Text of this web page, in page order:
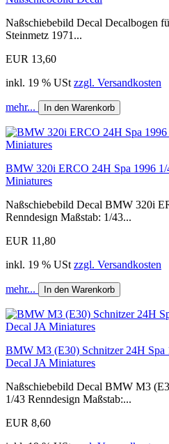
Naßschiebebild Decal Decalbogen
Steinmetz 1971...
EUR 13,60
inkl. 19 % USt zzgl. Versandkosten
mehr... In den Warenkorb
BMW 320i ERCO 24H Spa 1996 1/
Miniatures
Naßschiebebild Decal BMW 320i
Renndesign Maßstab: 1/43...
EUR 11,80
inkl. 19 % USt zzgl. Versandkosten
mehr... In den Warenkorb
BMW M3 (E30) Schnitzer 24H Spa
Decal JA Miniatures
Naßschiebebild Decal BMW M3
1/43 Renndesign Maßstab:...
EUR 8,60